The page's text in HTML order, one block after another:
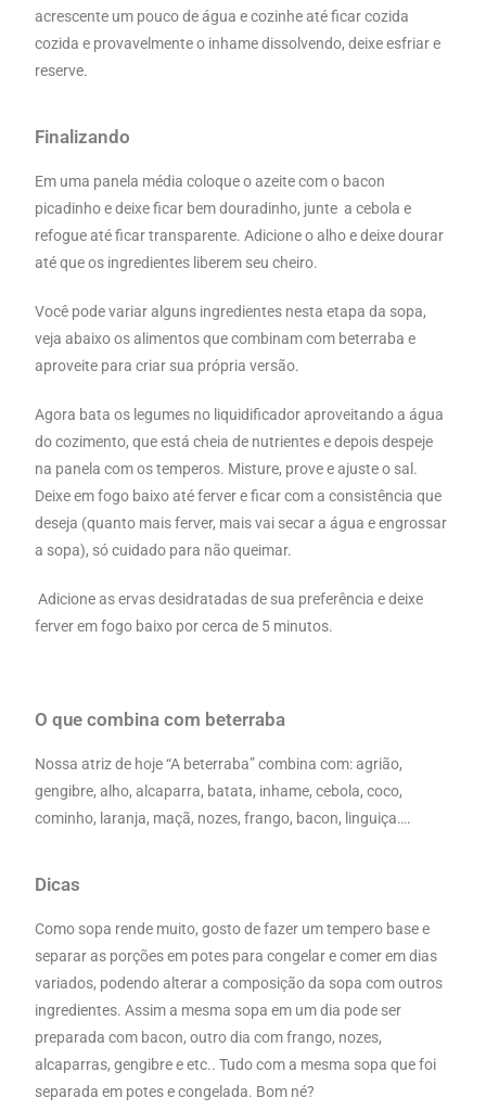
acrescente um pouco de água e cozinhe até ficar cozida
cozida e provavelmente o inhame dissolvendo, deixe esfriar e
reserve.
Finalizando
Em uma panela média coloque o azeite com o bacon
picadinho e deixe ficar bem douradinho, junte a cebola e
refogue até ficar transparente. Adicione o alho e deixe dourar
até que os ingredientes liberem seu cheiro.
Você pode variar alguns ingredientes nesta etapa da sopa,
veja abaixo os alimentos que combinam com beterraba e
aproveite para criar sua própria versão.
Agora bata os legumes no liquidificador aproveitando a água
do cozimento, que está cheia de nutrientes e depois despeje
na panela com os temperos. Misture, prove e ajuste o sal.
Deixe em fogo baixo até ferver e ficar com a consistência que
deseja (quanto mais ferver, mais vai secar a água e engrossar
a sopa), só cuidado para não queimar.
Adicione as ervas desidratadas de sua preferência e deixe
ferver em fogo baixo por cerca de 5 minutos.
O que combina com beterraba
Nossa atriz de hoje “A beterraba” combina com: agrião,
gengibre, alho, alcaparra, batata, inhame, cebola, coco,
cominho, laranja, maçã, nozes, frango, bacon, linguiça….
Dicas
Como sopa rende muito, gosto de fazer um tempero base e
separar as porções em potes para congelar e comer em dias
variados, podendo alterar a composição da sopa com outros
ingredientes. Assim a mesma sopa em um dia pode ser
preparada com bacon, outro dia com frango, nozes,
alcaparras, gengibre e etc.. Tudo com a mesma sopa que foi
separada em potes e congelada. Bom né?